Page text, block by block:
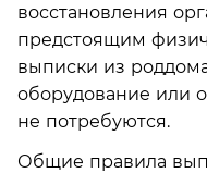
восстановления
предстоящим
выписки из
оборудование или
не потребуются.
Общие правила